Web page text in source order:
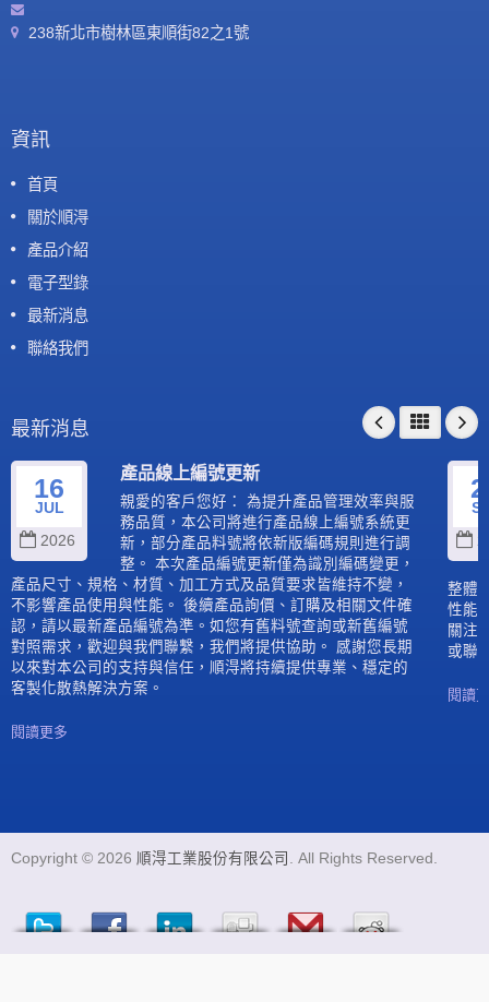
238新北市樹林區東順街82之1號
資訊
首頁
關於順淂
產品介紹
電子型錄
最新消息
聯絡我們
最新消息
16
JUL
2026
產品線上編號更新
親愛的客戶您好： 為提升產品管理效率與服
務品質，本公司將進行產品線上編號系統更
新，部分產品料號將依新版編碼規則進行調
整。 本次產品編號更新僅為識別編碼變更，
產品尺寸、規格、材質、加工方式及品質要求皆維持不變，
不影響產品使用與性能。 後續產品詢價、訂購及相關文件確
認，請以最新產品編號為準。如您有舊料號查詢或新舊編號
對照需求，歡迎與我們聯繫，我們將提供協助。 感謝您長期
以來對本公司的支持與信任，順淂將持續提供專業、穩定的
客製化散熱解決方案。
閱讀更多
整體
性能
關注
或聯
閱讀
Copyright © 2026 順淂工業股份有限公司 . All Rights Reserved.